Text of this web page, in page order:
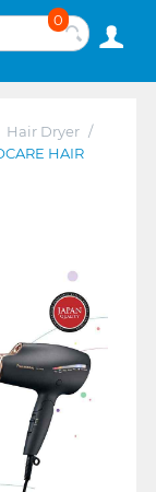
0
Hair Dryer /
HAIR